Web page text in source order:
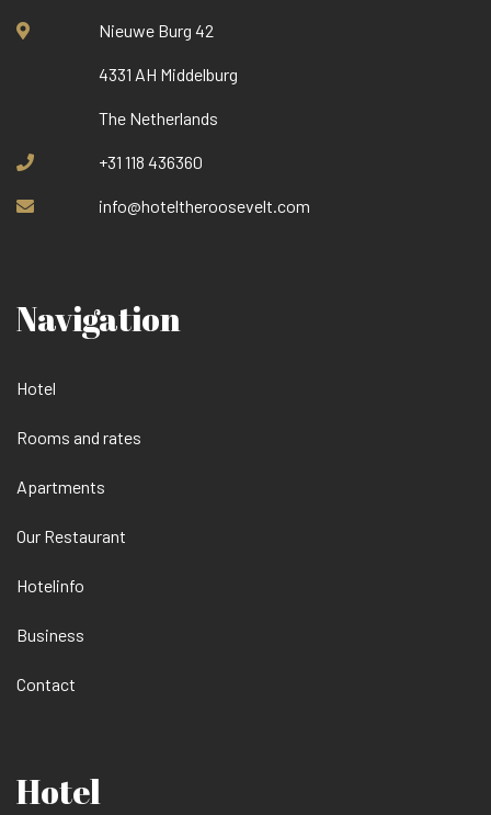
Nieuwe Burg 42
4331 AH Middelburg
The Netherlands
+31 118 436360
info@hoteltheroosevelt.com
Navigation
Hotel
Rooms and rates
Apartments
Our Restaurant
Hotelinfo
Business
Contact
Hotel